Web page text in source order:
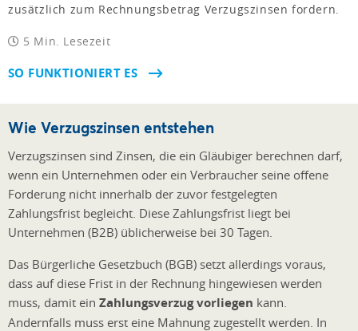
zusätzlich zum Rechnungsbetrag Verzugszinsen fordern.
5 Min. Lesezeit
SO FUNKTIONIERT ES
Wie Verzugszinsen entstehen
Verzugszinsen sind Zinsen, die ein Gläubiger berechnen darf,
wenn ein Unternehmen oder ein Verbraucher seine offene
Forderung nicht innerhalb der zuvor festgelegten
Zahlungsfrist begleicht. Diese Zahlungsfrist liegt bei
Unternehmen (B2B) üblicherweise bei 30 Tagen.
Das Bürgerliche Gesetzbuch (BGB) setzt allerdings voraus,
dass auf diese Frist in der Rechnung hingewiesen werden
muss, damit ein Zahlungsverzug vorliegen kann.
Andernfalls muss erst eine Mahnung zugestellt werden. In